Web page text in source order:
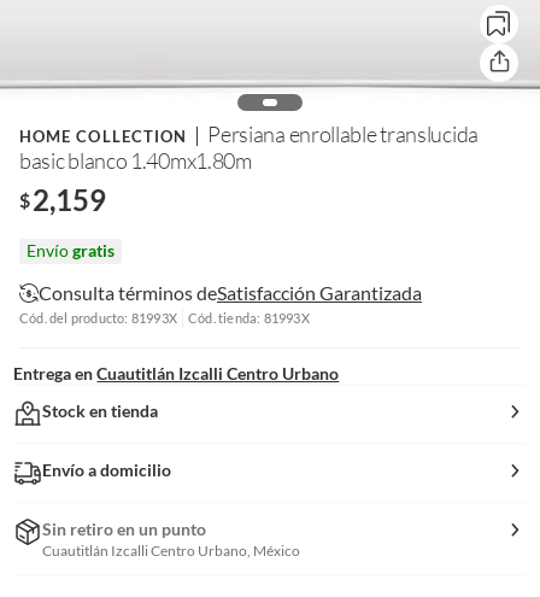
HOME COLLECTION
Persiana enrollable translucida
basic blanco 1.40mx1.80m
$2,159
Envíogratis
Consulta términos deSatisfacción Garantizada
Cód. del producto: 81993X Cód. tienda: 81993X
Entrega en Cuautitlán Izcalli Centro Urbano
Stock en tienda
Envío a domicilio
Sin retiro en un punto
Cuautitlán Izcalli Centro Urbano, México